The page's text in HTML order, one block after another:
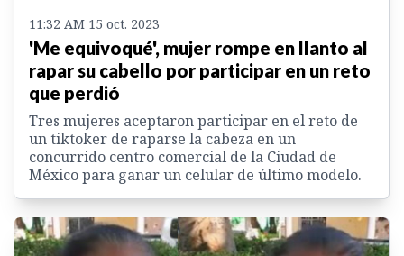
11:32 AM 15 oct. 2023
'Me equivoqué', mujer rompe en llanto al
rapar su cabello por participar en un reto
que perdió
Tres mujeres aceptaron participar en el reto de
un tiktoker de raparse la cabeza en un
concurrido centro comercial de la Ciudad de
México para ganar un celular de último modelo.